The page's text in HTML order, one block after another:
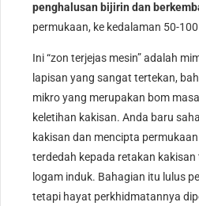
penghalusan bijirin dan
permukaan, ke kedalaman 50-
Ini “zon terjejas mesin” adalah
lapisan yang sangat tertekan,
mikro yang merupakan bom
keletihan kakisan. Anda baru
kakisan dan mencipta
terdedah kepada retakan kakisan
logam induk. Bahagian itu lulus
tetapi hayat perkhidmatannya